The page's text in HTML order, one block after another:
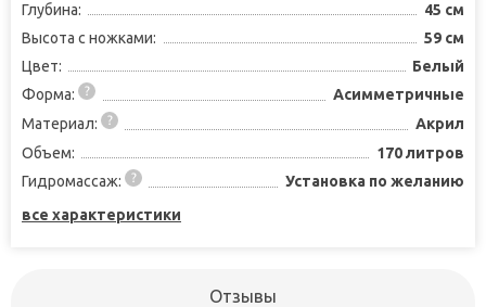
Глубина:
45 см
Высота с ножками:
59 см
Цвет:
Белый
Форма:
Асимметричные
Материал:
Акрил
Объем:
170 литров
Гидромассаж:
Установка по желанию
все характеристики
Отзывы